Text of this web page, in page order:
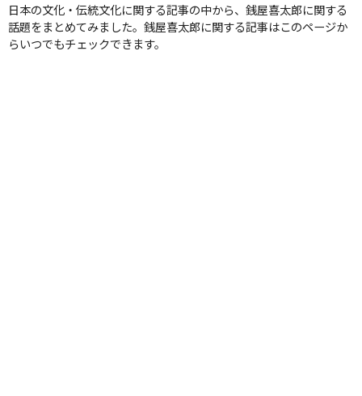
日本の文化・伝統文化に関する記事の中から、銭屋喜太郎に関する
話題をまとめてみました。銭屋喜太郎に関する記事はこのページか
らいつでもチェックできます。